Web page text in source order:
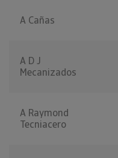
A Cañas
A D J
Mecanizados
A Raymond
Tecniacero